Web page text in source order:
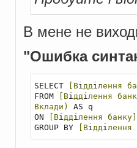
В мене не
"Ошибка
SELECT [Вi ддi лення
FROM
[Вi ддi лення
Вклади)
AS q
ON
[Вi ддi лення
GROUP BY
[Вi ддi лення